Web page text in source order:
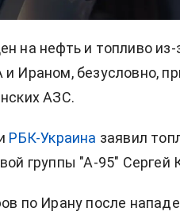
на нефть и топливо из-
Ираном, безусловно,
АЗС.
РБК-Украина заявил
группы "А-95" Сергей
по Ирану после